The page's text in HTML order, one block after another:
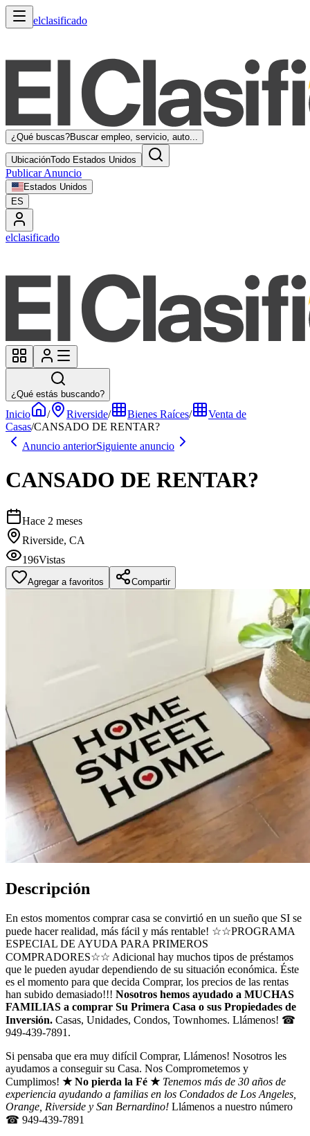
elclasificado
¿Qué buscas?Buscar empleo, servicio, auto...
UbicaciónTodo Estados Unidos
Publicar Anuncio
Estados Unidos
ES
elclasificado
¿Qué estás buscando?
Inicio / Riverside/ Bienes Raíces/
Venta de
Casas/CANSADO DE RENTAR?
Anuncio anteriorSiguiente anuncio
CANSADO DE RENTAR?
Hace 2 meses
Riverside, CA
196Vistas
Agregar a favoritos Compartir
Descripción
En estos momentos comprar casa se convirtió en un sueño que SI se
puede hacer realidad, más fácil y más rentable! ☆☆PROGRAMA
ESPECIAL DE AYUDA PARA PRIMEROS
COMPRADORES☆☆ Adicional hay muchos tipos de préstamos
que le pueden ayudar dependiendo de su situación económica. Éste
es el momento para que decida Comprar, los precios de las rentas
han subido demasiado!!! Nosotros hemos ayudado a MUCHAS
FAMILIAS a comprar Su Primera Casa o sus Propiedades de
Inversión. Casas, Unidades, Condos, Townhomes. Llámenos! ☎
949-439-7891.
Si pensaba que era muy difícil Comprar, Llámenos! Nosotros les
ayudamos a conseguir su Casa. Nos Comprometemos y
Cumplimos! ★ No pierda la Fé ★ Tenemos más de 30 años de
experiencia ayudando a familias en los Condados de Los Angeles,
Orange, Riverside y San Bernardino! Llámenos a nuestro número
☎ 949-439-7891